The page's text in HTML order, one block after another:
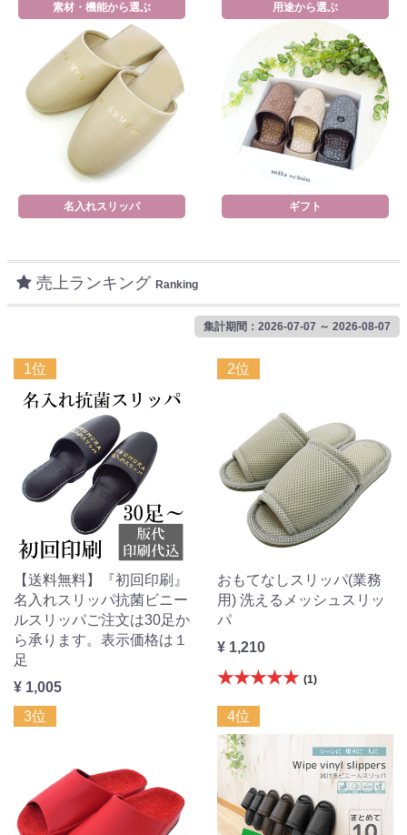
素材・機能から選ぶ 用途から選ぶ
名入れスリッパ ギフト
売上ランキング Ranking
集計期間：2026-07-07 ～ 2026-08-07
1位
【送料無料】『初回印刷』
名入れスリッパ抗菌ビニー
ルスリッパご注文は30足か
ら承ります。表示価格は１
足
¥ 1,005
2位
おもてなしスリッパ(業務
用) 洗えるメッシュスリッ
パ
¥ 1,210
★★★★★ (1)
3位 4位